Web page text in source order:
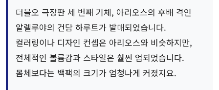
더블오 극장판 세 번째 기체, 아리오스의 후배 격인
알렐루야의 건담 하루트가 발매되었습니다.
컬러링이나 디자인 컨셉은 아리오스와 비슷하지만,
전체적인 볼륨감과 스타일은 훨씬 업되었습니다.
몸체보다는 백팩의 크기가 엄청나게 커졌지요.